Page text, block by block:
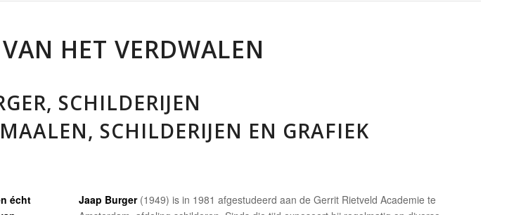
HET VERDWALEN
SCHILDERIJEN
SCHILDERIJEN EN GRAFIEK
écht
Jaap Burger (1949) is in 1981 afgestudeerd aan de Gerrit Rietveld Academie te